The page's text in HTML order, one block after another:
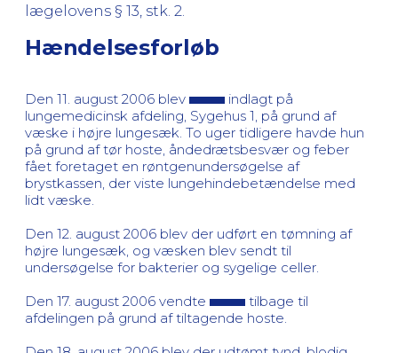
lægelovens § 13, stk. 2.
Hændelsesforløb
Den 11. august 2006 blev
indlagt på
lungemedicinsk afdeling, Sygehus 1, på grund af
væske i højre lungesæk. To uger tidligere havde hun
på grund af tør hoste, åndedrætsbesvær og feber
fået foretaget en røntgenundersøgelse af
brystkassen, der viste lungehindebetændelse med
lidt væske.
Den 12. august 2006 blev der udført en tømning af
højre lungesæk, og væsken blev sendt til
undersøgelse for bakterier og sygelige celler.
Den 17. august 2006 vendte
tilbage til
afdelingen på grund af tiltagende hoste.